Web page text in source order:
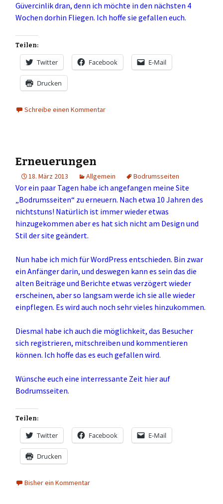
Güvercinlik dran, denn ich möchte in den nächsten 4
Wochen dorhin Fliegen. Ich hoffe sie gefallen euch.
Teilen:
Twitter Facebook E-Mail
Drucken
Schreibe einen Kommentar
Erneuerungen
18. März 2013 Allgemein Bodrumsseiten
Vor ein paar Tagen habe ich angefangen meine Site
„Bodrumsseiten“ zu erneuern. Nach etwa 10 Jahren des
nichtstuns! Natürlich ist immer wieder etwas
hinzugekommen aber es hat sich nicht am Design und
Stil der site geändert.
Nun habe ich mich für WordPress entschieden. Bin zwar
ein Anfänger darin, und deswegen kann es sein das die
alten Beiträge und Berichte etwas verzögert wieder
erscheinen, aber so langsam werde ich sie alle wieder
einpflegen. Es wird auch noch sehr vieles hinzukommen.
Diesmal habe ich auch die möglichkeit, das Besucher
sich registrieren, mitschreiben und kommentieren
können. Ich hoffe das es euch gefallen wird.
Wünsche euch eine interressante Zeit hier auf
Bodrumsseiten.
Teilen:
Twitter Facebook E-Mail
Drucken
Bisher ein Kommentar